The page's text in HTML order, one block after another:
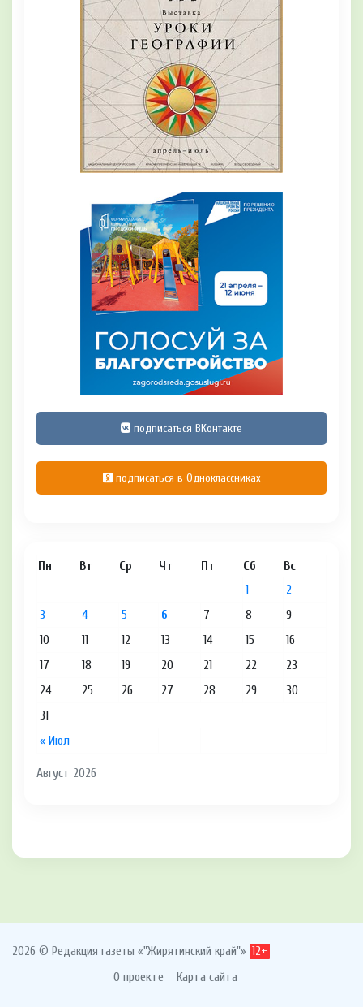
подписаться ВКонтакте
подписаться в Одноклассниках
Август 2026
Пн Вт Ср Чт Пт Сб Вс
« Июл
1
2
3
4 5 6 7 8
9
10
11 12 13 14 15
16
17
18 19 20 21 22
23
24
25 26 27 28 29
30
31
2026 © Редакция газеты «"Жирятинский край"» 12+
О проекте Карта сайта